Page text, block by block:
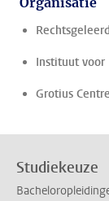
Instituut
Grotius
Studiekeuze